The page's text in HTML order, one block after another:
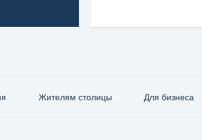
Жителям столицы Для бизнеса